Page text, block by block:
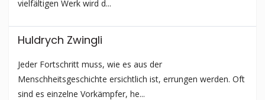
vielfältigen Werk wird d...
Huldrych Zwingli
Jeder Fortschritt muss, wie es aus der
Menschheitsgeschichte ersichtlich ist, errungen werden. Oft
sind es einzelne Vorkämpfer, he...